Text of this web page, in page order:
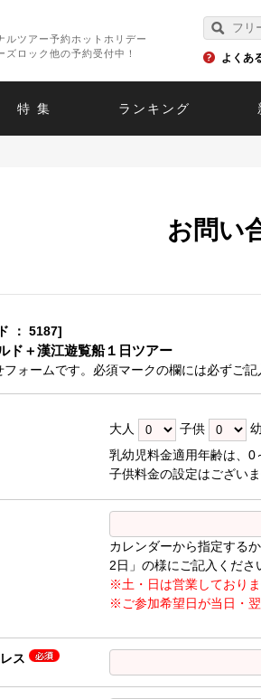
ルツアー予約ホットホリデー
ズロック他の予約受付中！
よくあ
特 集 ランキング
お問い
： 5187]
ド＋漢江遊覧船１日ツアー
ォームです。必須マークの欄には必ずご記
大人 子供
乳幼児料金適用年齢は、0
子供料金の設定はございま
カレンダーから指定する
2日」の様にご記入くださ
※土・日は営業しており
※ご参加希望日が当日・
ス